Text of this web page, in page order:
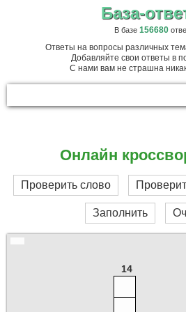
База-
В базе 156680
Ответы на вопросы различных
Добавляйте свои ответы в
С нами вам не страшна
Онлайн
Проверить слово
Заполнить
14